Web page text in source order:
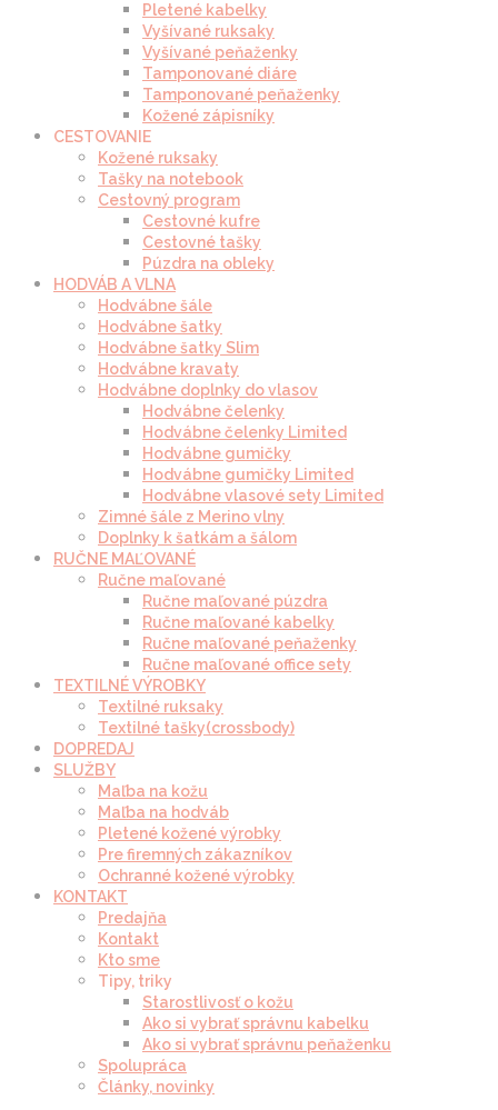
Pletené kabelky
Vyšívané ruksaky
Vyšívané peňaženky
Tamponované diáre
Tamponované peňaženky
Kožené zápisníky
CESTOVANIE
Kožené ruksaky
Tašky na notebook
Cestovný program
Cestovné kufre
Cestovné tašky
Púzdra na obleky
HODVÁB A VLNA
Hodvábne šále
Hodvábne šatky
Hodvábne šatky Slim
Hodvábne kravaty
Hodvábne doplnky do vlasov
Hodvábne čelenky
Hodvábne čelenky Limited
Hodvábne gumičky
Hodvábne gumičky Limited
Hodvábne vlasové sety Limited
Zimné šále z Merino vlny
Doplnky k šatkám a šálom
RUČNE MAĽOVANÉ
Ručne maľované
Ručne maľované púzdra
Ručne maľované kabelky
Ručne maľované peňaženky
Ručne maľované office sety
TEXTILNÉ VÝROBKY
Textilné ruksaky
Textilné tašky(crossbody)
DOPREDAJ
SLUŽBY
Maľba na kožu
Maľba na hodváb
Pletené kožené výrobky
Pre firemných zákazníkov
Ochranné kožené výrobky
KONTAKT
Predajňa
Kontakt
Kto sme
Tipy, triky
Starostlivosť o kožu
Ako si vybrať správnu kabelku
Ako si vybrať správnu peňaženku
Spolupráca
Články, novinky